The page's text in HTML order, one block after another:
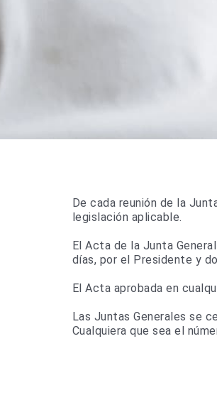
De cada reunión de la
legislación aplicable.
El Acta de la Junta
días, por el Presidente y
El Acta aprobada en
Las Juntas Generales se
Cualquiera que sea el